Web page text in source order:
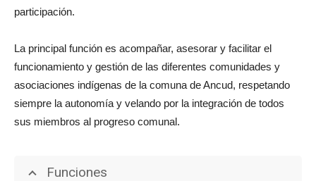
participación.
La principal función es acompañar, asesorar y facilitar el
funcionamiento y gestión de las diferentes comunidades y
asociaciones indígenas de la comuna de Ancud, respetando
siempre la autonomía y velando por la integración de todos
sus miembros al progreso comunal.
Funciones